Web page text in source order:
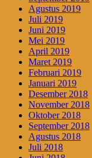
Agustus 2019
Juli 2019
Juni 2019
Mei 2019
April 2019
Maret 2019
Februari 2019
Januari 2019
Desember 2018
November 2018
Oktober 2018
September 2018
Agustus 2018
Juli 2018